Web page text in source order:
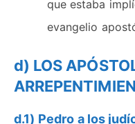
que estaba
evangelio
d) LOS
d.1) Pedro a los